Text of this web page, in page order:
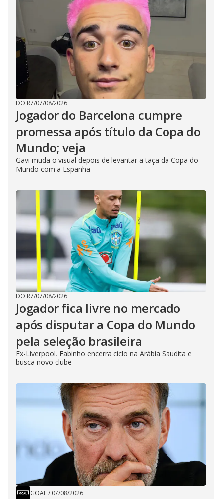
DO R7/07/08/2026
Jogador do Barcelona cumpre
promessa após título da Copa do
Mundo; veja
Gavi muda o visual depois de levantar a taça da Copa do
Mundo com a Espanha
DO R7/07/08/2026
Jogador fica livre no mercado
após disputar a Copa do Mundo
pela seleção brasileira
Ex-Liverpool, Fabinho encerra ciclo na Arábia Saudita e
busca novo clube
GOAL/ 07/08/2026